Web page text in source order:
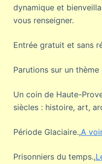
dynamique et
vous renseigner.
Entrée gratuit et sans
Parutions sur un
Un coin de Haute-
siècles : histoire, art,
Période Glaciaire.,A
Prisonniers du temps.,